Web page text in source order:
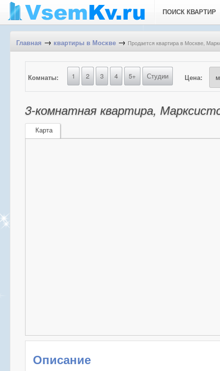
ПОИСК КВАРТИР
Главная → квартиры в Москве → Продается квартира в Москве,
Комнаты: 1 2 3 4 5+ Студии Цена:
3-комнатная квартира,
Карта
Описание